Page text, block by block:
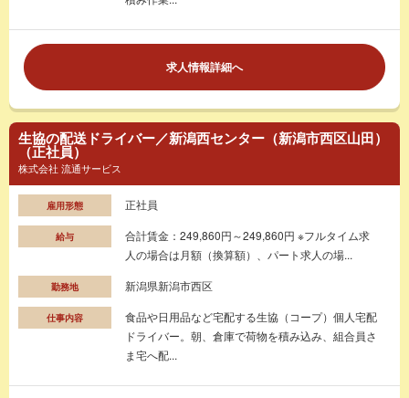
求人情報詳細へ
生協の配送ドライバー／新潟西センター（新潟市西区山田）
（正社員）
株式会社 流通サービス
雇用形態 正社員
給与
合計賃金：249,860円～249,860円 ※フルタイム求
人の場合は月額（換算額）、パート求人の場...
勤務地 新潟県新潟市西区
仕事内容
食品や日用品など宅配する生協（コープ）個人宅配
ドライバー。朝、倉庫で荷物を積み込み、組合員さ
ま宅へ配...